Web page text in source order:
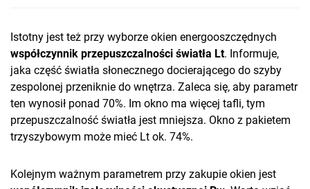
Istotny jest też przy wyborze okien energooszczędnych
współczynnik przepuszczalności światła Lt. Informuje,
jaka część światła słonecznego docierającego do szyby
zespolonej przeniknie do wnętrza. Zaleca się, aby parametr
ten wynosił ponad 70%. Im okno ma więcej tafli, tym
przepuszczalność światła jest mniejsza. Okno z pakietem
trzyszybowym może mieć Lt ok. 74%.
Kolejnym ważnym parametrem przy zakupie okien jest